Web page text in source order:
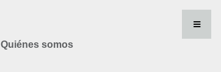
Quiénes somos